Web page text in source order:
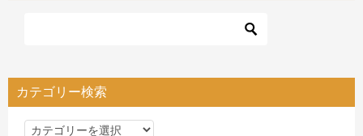
カテゴリー検索
カ